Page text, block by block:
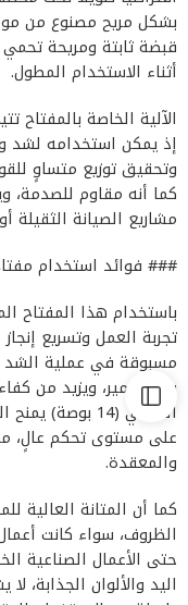
بشكل مريح مصنوع من
قبضة ثابتة ومريحة
أثناء الاستخدام المطول.
الآلية الخاصة بالمفتاح
إذ يمكن استخدامه لشد
وتحقيق توزيع متساوٍ
كما أنه مقاوم للصدمة،
مشاريع الصيانة الثقيلة
### فوائد استخدام
باستخدام هذا المفتاح
تجربة العمل وتسريع
مسبوقة في عملية الشد
والمسامير، ويزيد من
المثالي (14
على مستوى تحكم عالٍ،
والمعقدة.
كما أن المتانة
الظروف، سواء كانت أعمال
حتى الأعمال الصناعية
اليد والألوان الجذابة،